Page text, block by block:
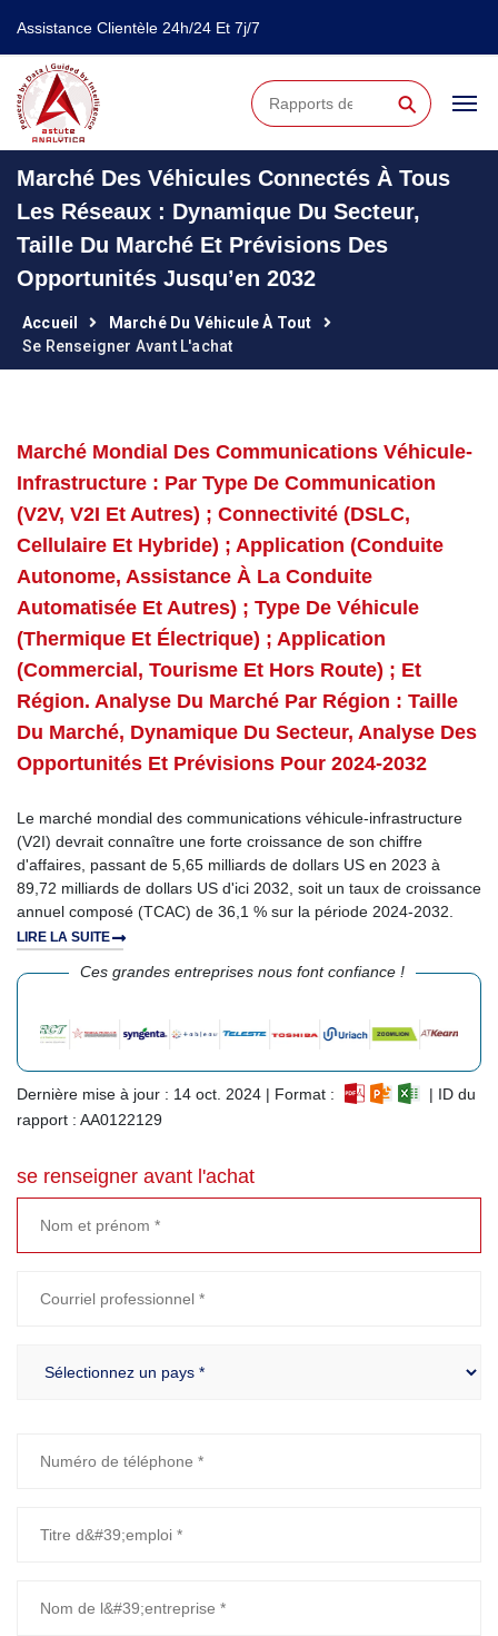
Assistance Clientèle 24h/24 Et 7j/7
⚲
Marché Des Véhicules Connectés À Tous
Les Réseaux : Dynamique Du Secteur,
Taille Du Marché Et Prévisions Des
Opportunités Jusqu’en 2032
Accueil
Marché Du Véhicule À Tout
Se Renseigner Avant L'achat
Marché Mondial Des Communications Véhicule-
Infrastructure : Par Type De Communication
(V2V, V2I Et Autres) ; Connectivité (DSLC,
Cellulaire Et Hybride) ; Application (conduite
Autonome, Assistance À La Conduite
Automatisée Et Autres) ; Type De Véhicule
(thermique Et Électrique) ; Application
(commercial, Tourisme Et Hors Route) ; Et
Région. Analyse Du Marché Par Région : Taille
Du Marché, Dynamique Du Secteur, Analyse Des
Opportunités Et Prévisions Pour 2024-2032
Le marché mondial des communications véhicule-infrastructure
(V2I) devrait connaître une forte croissance de son chiffre
d'affaires, passant de 5,65 milliards de dollars US en 2023 à
89,72 milliards de dollars US d'ici 2032, soit un taux de croissance
annuel composé (TCAC) de 36,1 % sur la période 2024-2032.
LIRE LA SUITE
Ces grandes entreprises nous font confiance !
Dernière mise à jour : 14 oct. 2024 | Format :
| ID du
rapport : AA0122129
se renseigner avant l'achat